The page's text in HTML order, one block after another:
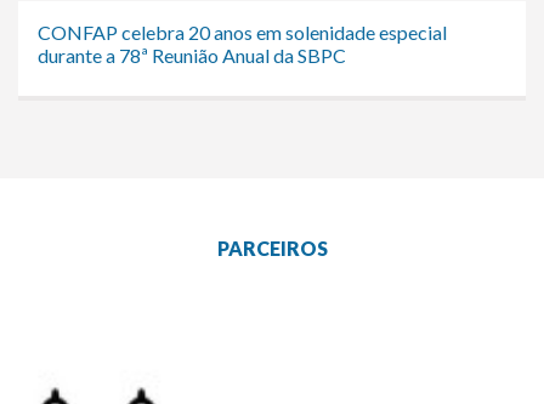
CONFAP celebra 20 anos em solenidade especial
durante a 78ª Reunião Anual da SBPC
PARCEIROS